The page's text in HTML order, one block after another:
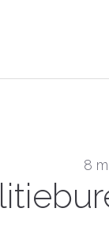
8